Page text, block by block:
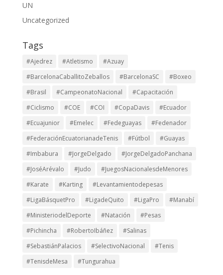
UN
Uncategorized
Tags
#Ajedrez #Atletismo
#Azuay
#BarcelonaCaballitoZeballos
#BarcelonaSC
#Boxeo
#Brasil
#CampeonatoNacional
#Capacitación
#Ciclismo
#COE #COI #CopaDavis
#Ecuador
#Ecuajunior
#Emelec #Fedeguayas
#Fedenador
#FederaciónEcuatorianadeTenis
#Fútbol
#Guayas
#Imbabura
#JorgeDelgado
#JorgeDelgadoPanchana
#JoséArévalo
#Judo
#JuegosNacionalesdeMenores
#Karate
#Karting
#Levantamientodepesas
#LigaBásquetPro
#LigadeQuito #LigaPro
#Manabí
#MinisteriodelDeporte
#Natación
#Pesas
#Pichincha
#RobertoIbáñez
#Salinas
#SebastiánPalacios
#SelectivoNacional
#Tenis
#TenisdeMesa
#Tungurahua